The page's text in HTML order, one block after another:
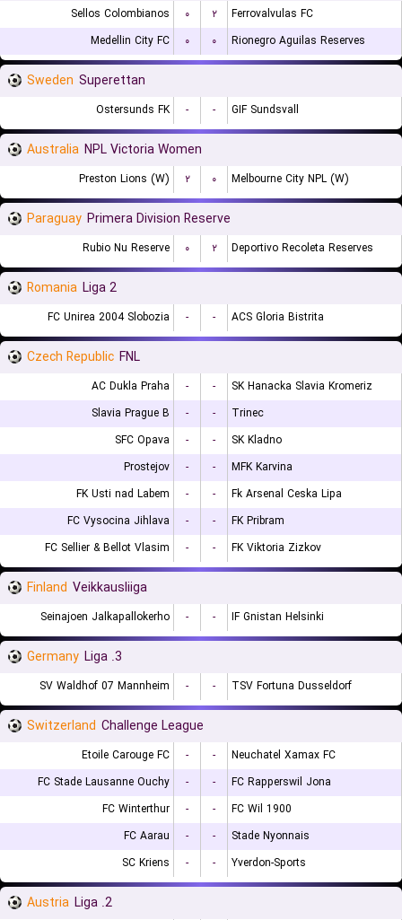
Sellos Colombianos ۰ ۲
Ferrovalvulas FC
Medellin City FC
۰ ۰ Rionegro Aguilas Reserves
Sweden Superettan
Ostersunds FK - - GIF Sundsvall
Australia NPL Victoria Women
Preston Lions (W) ۲ ۰ Melbourne City NPL (W)
Paraguay Primera Division Reserve
Rubio Nu Reserve ۰ ۲ Deportivo Recoleta Reserves
Romania Liga 2
FC Unirea 2004 Slobozia - - ACS Gloria Bistrita
Czech Republic FNL
AC Dukla Praha - -
SK Hanacka Slavia Kromeriz
Slavia Prague B
- -
Trinec
SFC Opava
- -
SK Kladno
Prostejov
- -
MFK Karvina
FK Usti nad Labem
- -
Fk Arsenal Ceska Lipa
FC Vysocina Jihlava
- -
FK Pribram
FC Sellier & Bellot Vlasim
- - FK Viktoria Zizkov
Finland Veikkausliiga
Seinajoen Jalkapallokerho - - IF Gnistan Helsinki
Germany 3. Liga
SV Waldhof 07 Mannheim - - TSV Fortuna Dusseldorf
Switzerland Challenge League
Etoile Carouge FC - -
Neuchatel Xamax FC
FC Stade Lausanne Ouchy
- -
FC Rapperswil Jona
FC Winterthur
- -
FC Wil 1900
FC Aarau
- -
Stade Nyonnais
SC Kriens
- - Yverdon-Sports
Austria 2. Liga